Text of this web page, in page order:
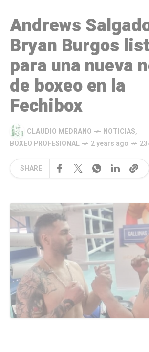
Andrews
Bryan Burgos
para una nueva
de boxeo en la
Fechibox
CLAUDIO MEDRANO NOTICIAS,
BOXEO PROFESIONAL
2 years ago
SHARE